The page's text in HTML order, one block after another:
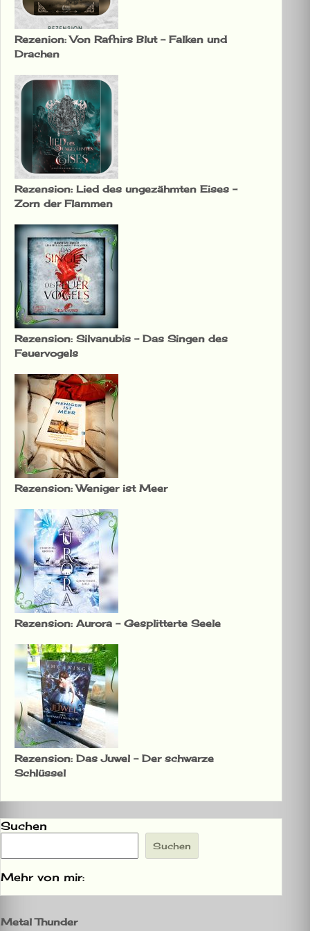
Rezenion: Von Rafnirs Blut – Falken und
Drachen
Rezension: Lied des ungezähmten Eises –
Zorn der Flammen
Rezension: Silvanubis – Das Singen des
Feuervogels
Rezension: Weniger ist Meer
Rezension: Aurora – Gesplitterte Seele
Rezension: Das Juwel – Der schwarze
Schlüssel
Suchen
Suchen
Mehr von mir:
Metal Thunder